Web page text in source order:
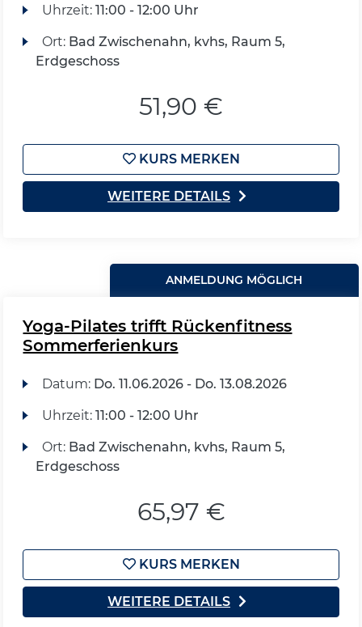
Uhrzeit: 11:00 - 12:00 Uhr
Ort: Bad Zwischenahn, kvhs, Raum 5,
Erdgeschoss
51,90 €
KURS MERKEN
WEITERE DETAILS
ANMELDUNG MÖGLICH
Yoga-Pilates trifft Rückenfitness
Sommerferienkurs
Datum: Do. 11.06.2026 - Do. 13.08.2026
Uhrzeit: 11:00 - 12:00 Uhr
Ort: Bad Zwischenahn, kvhs, Raum 5,
Erdgeschoss
65,97 €
KURS MERKEN
WEITERE DETAILS